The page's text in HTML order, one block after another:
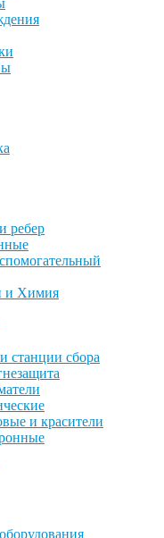
ребер
и Химия
станции сбора
и красители